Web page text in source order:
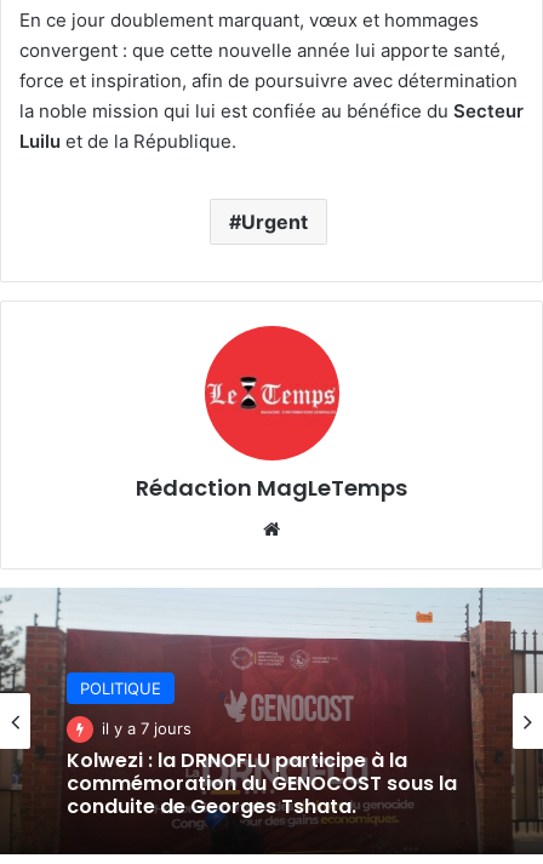
En ce jour doublement marquant, vœux et hommages
convergent : que cette nouvelle année lui apporte santé,
force et inspiration, afin de poursuivre avec détermination
la noble mission qui lui est confiée au bénéfice du Secteur
Luilu et de la République.
Urgent
Rédaction MagLeTemps
POLITIQUE
il y a 7 jours
Kolwezi : la DRNOFLU participe à la
commémoration du GENOCOST sous la
conduite de Georges Tshata.
POLITIQUE
il y a 7 jours